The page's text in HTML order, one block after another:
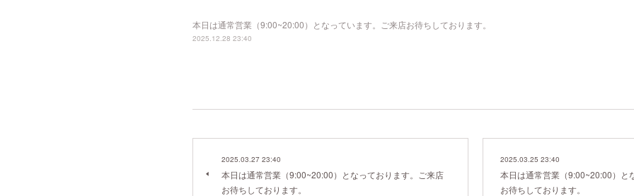
本日は通常営業（9:00~20:00）となっています。ご来店お待ちしております。
2025.12.28 23:40
2025.03.27 23:40
本日は通常営業（9:00~20:00）となっております。ご来店
お待ちしております。
2025.03.25 23:40
本日は通常営業（9:00~20:00）と
お待ちしております。